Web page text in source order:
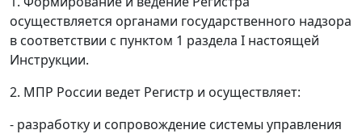
осуществляется органами государственного надзора
в соответствии с пунктом 1 раздела I настоящей
Инструкции.
2. МПР России ведет Регистр и осуществляет:
- разработку и сопровождение системы управления